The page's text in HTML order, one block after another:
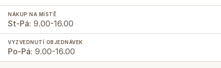
NÁKUP NA MÍSTĚ
St-Pá: 9.00-16.00
VYZVEDNUTÍ OBJEDNÁVEK
Po-Pá: 9.00-16.00